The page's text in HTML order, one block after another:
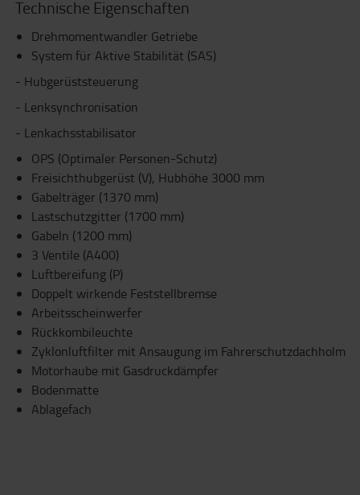
Technische Eigenschaften
Drehmomentwandler Getriebe
System für Aktive Stabilität (SAS)
- Hubgerüststeuerung
- Lenksynchronisation
- Lenkachsstabilisator
OPS (Optimaler Personen-Schutz)
Freisichthubgerüst (V), Hubhöhe 3000 mm
Gabelträger (1370 mm)
Lastschutzgitter (1700 mm)
Gabeln (1200 mm)
3 Ventile (A400)
Luftbereifung (P)
Doppelt wirkende Feststellbremse
Arbeitsscheinwerfer
Rückkombileuchte
Zyklonluftfilter mit Ansaugung im Fahrerschutzdachholm
Motorhaube mit Gasdruckdämpfer
Bodenmatte
Ablagefach